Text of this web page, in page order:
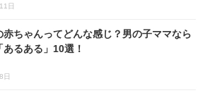
日
赤ちゃんってどんな感じ？男の子ママなら
あるある」10選！
日